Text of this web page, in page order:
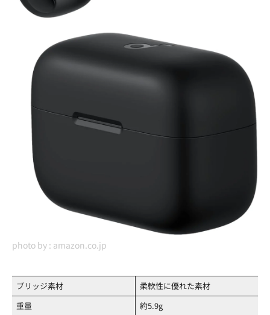
photo by : amazon.co.jp
ブリッジ素材
柔軟性に優れた素材
重量
約5.9g